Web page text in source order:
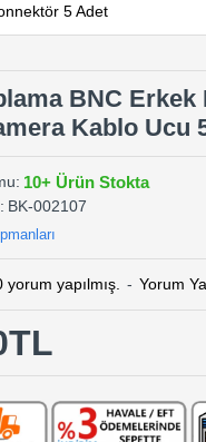
5 Adet
BNC
Kablo Ucu
10+ Ürün Stokta
BK-002107
yorum yapılmış. - Yorum